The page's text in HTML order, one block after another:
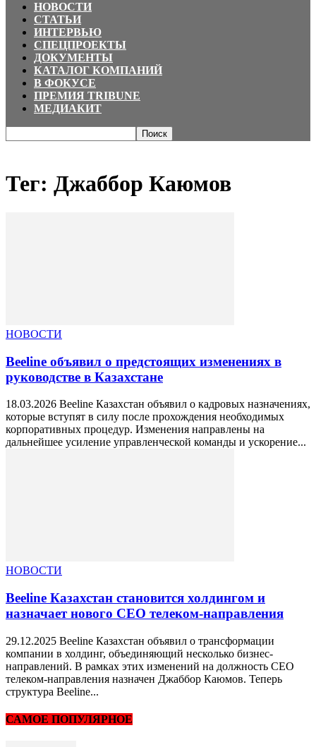
НОВОСТИ
СТАТЬИ
ИНТЕРВЬЮ
СПЕЦПРОЕКТЫ
ДОКУМЕНТЫ
КАТАЛОГ КОМПАНИЙ
В ФОКУСЕ
ПРЕМИЯ TRIBUNE
МЕДИАКИТ
Тег: Джаббор Каюмов
НОВОСТИ
Beeline объявил о предстоящих изменениях в
руководстве в Казахстане
18.03.2026 Beeline Казахстан объявил о кадровых назначениях,
которые вступят в силу после прохождения необходимых
корпоративных процедур. Изменения направлены на
дальнейшее усиление управленческой команды и ускорение...
НОВОСТИ
Beeline Казахстан становится холдингом и
назначает нового CEO телеком-направления
29.12.2025 Beeline Казахстан объявил о трансформации
компании в холдинг, объединяющий несколько бизнес-
направлений. В рамках этих изменений на должность CEO
телеком-направления назначен Джаббор Каюмов. Теперь
структура Beeline...
САМОЕ ПОПУЛЯРНОЕ